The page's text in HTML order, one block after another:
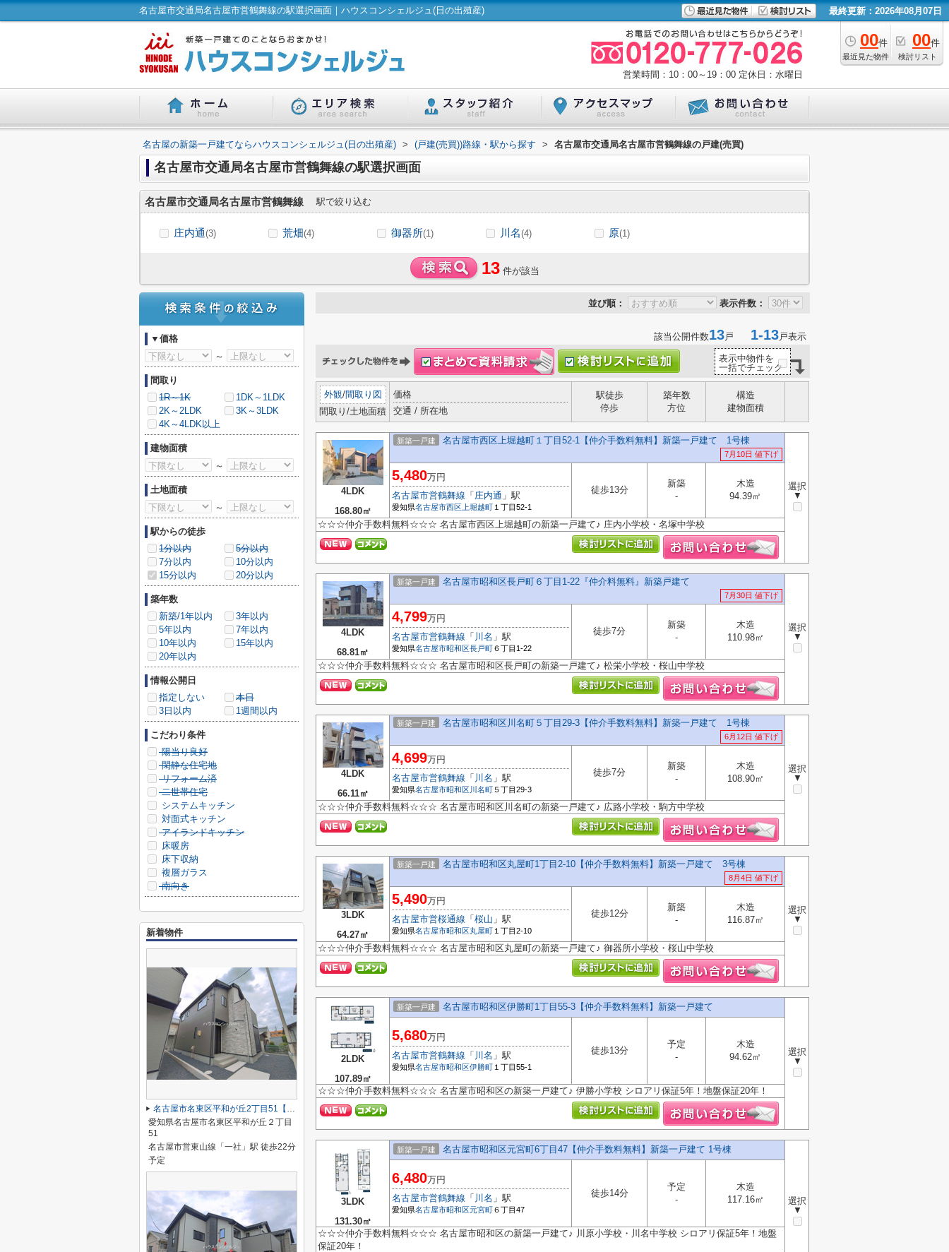
名古屋市交通局名古屋市営鶴舞線の駅選択画面｜ハウスコンシェルジュ(日の出殖産) 最終更新：2026年08月07日
00件
最近見た物件
00件
検討リスト
営業時間：10：00～19：00 定休日：水曜日
名古屋の新築一戸建てならハウスコンシェルジュ(日の出殖産) > (戸建(売買))路線・駅から探す > 名古屋市交通局名古屋市営鶴舞線の戸建(売買)
名古屋市交通局名古屋市営鶴舞線の駅選択画面
名古屋市交通局名古屋市営鶴舞線 駅で絞り込む
庄内通(3) 荒畑(4) 御器所(1) 川名(4) 原(1)
13 件が該当
並び順： 表示件数：
該当公開件数13戸 1-13戸表示
表示中物件を
一括でチェック
外観/間取り図
間取り/土地面積
価格
交通 / 所在地
駅徒歩
停歩
築年数
方位
構造
建物面積
4LDK
168.80㎡
新築一戸建 名古屋市西区上堀越町１丁目52-1【仲介手数料無料】新築一戸建て 1号棟
7月10日 値下げ
選択
▼
5,480万円
名古屋市営鶴舞線 「 庄内通 」駅
愛知県名古屋市西区 上堀越町 １丁目52-1
徒歩13分
新築
-
木造
94.39㎡
☆☆☆仲介手数料無料☆☆☆ 名古屋市西区上堀越町の新築一戸建て♪ 庄内小学校・名塚中学校
4LDK
68.81㎡
新築一戸建 名古屋市昭和区長戸町６丁目1-22『仲介料無料』新築戸建て
7月30日 値下げ
選択
▼
4,799万円
名古屋市営鶴舞線 「 川名 」駅
愛知県名古屋市昭和区長戸町６丁目1-22
徒歩7分
新築
-
木造
110.98㎡
☆☆☆仲介手数料無料☆☆☆ 名古屋市昭和区長戸町の新築一戸建て♪ 松栄小学校・桜山中学校
4LDK
66.11㎡
新築一戸建 名古屋市昭和区川名町５丁目29-3【仲介手数料無料】新築一戸建て 1号棟
6月12日 値下げ
選択
▼
4,699万円
名古屋市営鶴舞線 「 川名 」駅
愛知県名古屋市昭和区川名町 ５丁目29-3
徒歩7分
新築
-
木造
108.90㎡
☆☆☆仲介手数料無料☆☆☆ 名古屋市昭和区川名町の新築一戸建て♪ 広路小学校・駒方中学校
3LDK
64.27㎡
新築一戸建 名古屋市昭和区丸屋町1丁目2-10【仲介手数料無料】新築一戸建て 3号棟
8月4日 値下げ
選択
▼
5,490万円
名古屋市営桜通線 「 桜山 」駅
愛知県名古屋市昭和区丸屋町 １丁目2-10
徒歩12分
新築
-
木造
116.87㎡
☆☆☆仲介手数料無料☆☆☆ 名古屋市昭和区丸屋町の新築一戸建て♪ 御器所小学校・桜山中学校
2LDK
107.89㎡
新築一戸建 名古屋市昭和区伊勝町1丁目55-3【仲介手数料無料】新築一戸建て
選択
▼
5,680万円
名古屋市営鶴舞線 「 川名 」駅
愛知県名古屋市昭和区伊勝町 １丁目55-1
徒歩13分
予定
-
木造
94.62㎡
☆☆☆仲介手数料無料☆☆☆ 名古屋市昭和区の新築一戸建て♪ 伊勝小学校 シロアリ保証5年！地盤保証20年！
3LDK
131.30㎡
新築一戸建 名古屋市昭和区元宮町6丁目47【仲介手数料無料】新築一戸建て 1号棟
選択
▼
6,480万円
名古屋市営鶴舞線 「 川名 」駅
愛知県名古屋市昭和区元宮町６丁目47
徒歩14分
予定
-
木造
117.16㎡
☆☆☆仲介手数料無料☆☆☆ 名古屋市昭和区の新築一戸建て♪ 川原小学校・川名中学校 シロアリ保証5年！地盤
保証20年！
▼価格
～
間取り
1R～1K
1DK～1LDK
2K～2LDK
3K～3LDK
4K～4LDK以上
建物面積
～
土地面積
～
駅からの徒歩
1分以内
5分以内
7分以内
10分以内
15分以内
20分以内
築年数
新築/1年以内
3年以内
5年以内
7年以内
10年以内
15年以内
20年以内
情報公開日
指定しない
本日
3日以内
1週間以内
こだわり条件
陽当り良好
閑静な住宅地
リフォーム済
二世帯住宅
システムキッチン
対面式キッチン
アイランドキッチン
床暖房
床下収納
複層ガラス
南向き
新着物件
名古屋市名東区平和が丘2丁目51【仲介手数料無料】新築一戸建て 2号棟
愛知県名古屋市名東区平和が丘２丁目
51
名古屋市営東山線「一社」駅 徒歩22分
予定